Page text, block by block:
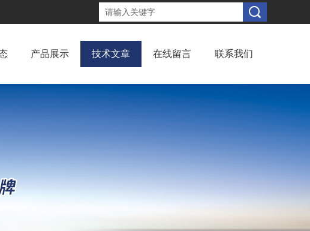
产品展示 技术文章 在线留言 联系我们